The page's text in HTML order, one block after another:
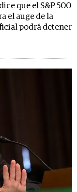
que el S&P 500
el auge de la
podrá detener